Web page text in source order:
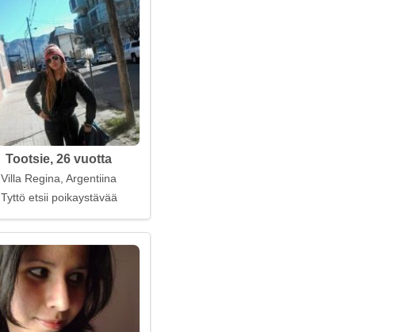
Tootsie, 26 vuotta
Villa Regina, Argentiina
Tyttö etsii poikaystävää